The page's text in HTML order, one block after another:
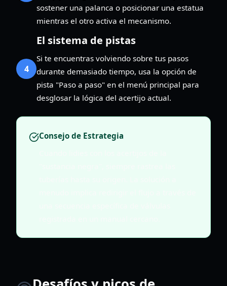
sostener una palanca o posicionar una estatua
mientras el otro activa el mecanismo.
4
El sistema de pistas
Si te encuentras volviendo sobre tus pasos
durante demasiado tiempo, usa la opción de
pista "Paso a paso" en el menú principal para
desglosar la lógica del acertijo actual.
Consejo de Estrategia